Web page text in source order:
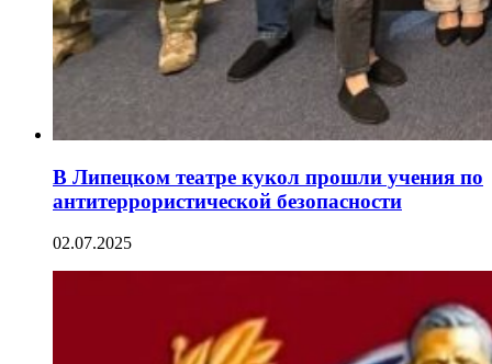
В Липецком театре кукол прошли учения по
антитеррористической безопасности
02.07.2025